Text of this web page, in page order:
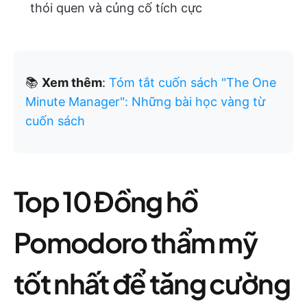
thói quen và củng cố tích cực
📚 Xem thêm: Tóm tắt cuốn sách "The One
Minute Manager": Những bài học vàng từ
cuốn sách
Top 10 Đồng hồ
Pomodoro thẩm mỹ
tốt nhất để tăng cường